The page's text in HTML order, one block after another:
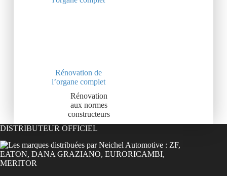
Rénovation de
l’organe complet
Rénovation
aux normes
constructeurs
DISTRIBUTEUR OFFICIEL